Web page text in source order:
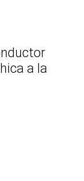
a la